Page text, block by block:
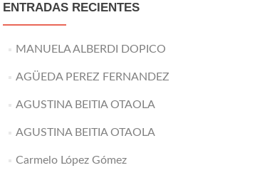
ENTRADAS RECIENTES
MANUELA ALBERDI DOPICO
AGÜEDA PEREZ FERNANDEZ
AGUSTINA BEITIA OTAOLA
AGUSTINA BEITIA OTAOLA
Carmelo López Gómez